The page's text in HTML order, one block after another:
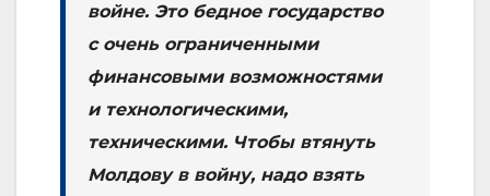
войне. Это бедное государство
с очень ограниченными
финансовыми возможностями
и технологическими,
техническими. Чтобы втянуть
Молдову в войну, надо взять